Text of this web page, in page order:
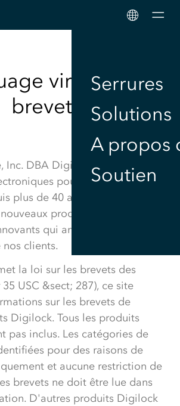
Serrures
Solutions
A propos
Soutien
virtuel des
brevets
Inc. DBA Digilock est le leader
pour le stockage
plus de 40 ans, et continue à
produits et
qui améliorent la vie
clients.
la loi sur les brevets des
USC &sect; 287), ce site
sur les brevets de
Digilock. Tous les produits
pas inclus. Les catégories de
pour des raisons de
et aucune restriction de
brevets ne doit être lue dans
D'autres produits Digilock